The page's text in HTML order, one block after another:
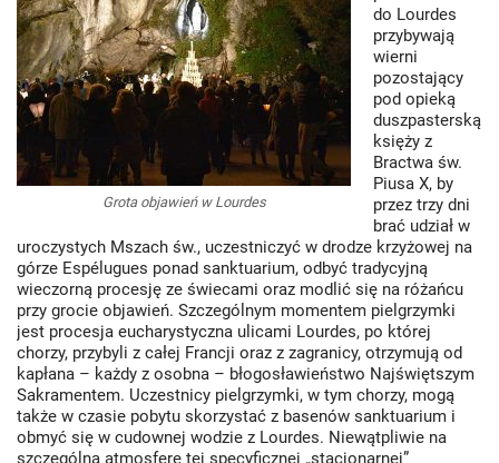
Grota objawień w Lourdes
do Lourdes
przybywają
wierni
pozostający
pod opieką
duszpasterską
księży z
Bractwa św.
Piusa X, by
przez trzy dni
brać udział w
uroczystych Mszach św., uczestniczyć w drodze krzyżowej na
górze Espélugues ponad sanktuarium, odbyć tradycyjną
wieczorną procesję ze świecami oraz modlić się na różańcu
przy grocie objawień. Szczególnym momentem pielgrzymki
jest procesja eucharystyczna ulicami Lourdes, po której
chorzy, przybyli z całej Francji oraz z zagranicy, otrzymują od
kapłana – każdy z osobna – błogosławieństwo Najświętszym
Sakramentem. Uczestnicy pielgrzymki, w tym chorzy, mogą
także w czasie pobytu skorzystać z basenów sanktuarium i
obmyć się w cudownej wodzie z Lourdes. Niewątpliwie na
szczególną atmosferę tej specyficznej „stacjonarnej”